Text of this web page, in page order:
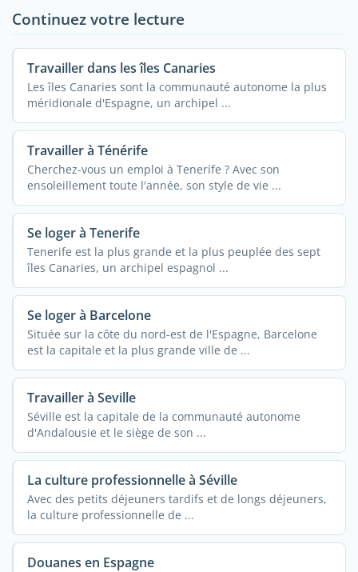
Continuez votre lecture
Travailler dans les îles Canaries
Les îles Canaries sont la communauté autonome la plus
méridionale d'Espagne, un archipel ...
Travailler à Ténérife
Cherchez-vous un emploi à Tenerife ? Avec son
ensoleillement toute l'année, son style de vie ...
Se loger à Tenerife
Tenerife est la plus grande et la plus peuplée des sept
îles Canaries, un archipel espagnol ...
Se loger à Barcelone
Située sur la côte du nord-est de l'Espagne, Barcelone
est la capitale et la plus grande ville de ...
Travailler à Seville
Séville est la capitale de la communauté autonome
d'Andalousie et le siège de son ...
La culture professionnelle à Séville
Avec des petits déjeuners tardifs et de longs déjeuners,
la culture professionnelle de ...
Douanes en Espagne